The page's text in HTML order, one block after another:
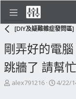
[DIY及疑難雜症發問區]
剛弄好的電
跳牆了 請幫
主
alex791216
開
4/22/